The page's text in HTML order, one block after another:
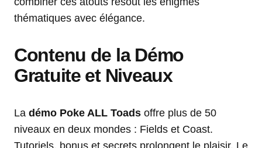
thématiques avec élégance.
Contenu de la Démo
Gratuite et Niveaux
La démo Poke ALL Toads offre plus de 50
niveaux en deux mondes : Fields et Coast.